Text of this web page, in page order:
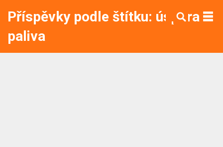
Příspěvky podle štítku: úspora
paliva